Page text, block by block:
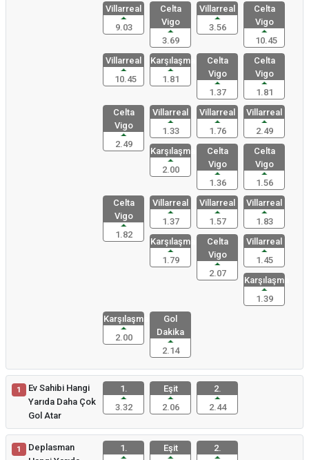
Villarreal
9.03
Celta
Vigo
3.69
Villarreal
3.56
Celta
Vigo
10.45
Villarreal
10.45
Karşılaşma
1.81
Celta
Vigo
1.37
Celta
Vigo
1.81
Celta
Vigo
2.49
Villarreal
1.33
Villarreal
1.76
Villarreal
2.49
Karşılaşma
2.00
Celta
Vigo
1.36
Celta
Vigo
1.56
Celta
Vigo
1.82
Villarreal
1.37
Villarreal
1.57
Villarreal
1.83
Karşılaşma
1.79
Celta
Vigo
2.07
Villarreal
1.45
Karşılaşma
1.39
Karşılaşma
2.00
Gol
Dakika
2.14
1
Ev Sahibi Hangi
Yarıda Daha Çok
Gol Atar
1.
3.32
Eşit
2.06
2.
2.44
1
Deplasman
1. Eşit 2.